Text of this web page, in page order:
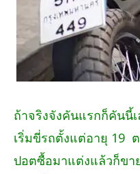
ถ้าจริงจังคันแรกก็คันนี้
เริ่มขี่รถตั้งแต่อายุ 19
ปอตซื้อมาแต่งแล้วก็ขา